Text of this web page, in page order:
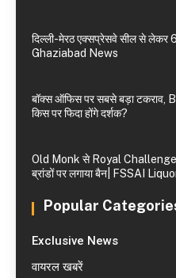
दिल्ली-मेरठ एक्सप्रेसवे सील से
Ghaziabad News
बॉक्स ऑफिस पर सबसे बड़ा
किस पर फिदा होंगे दर्शक?
Old Monk से Royal
ब्रांडों पर लगाया बैन| FSSAI
Popular
Exclusive News
वायरल खबरें